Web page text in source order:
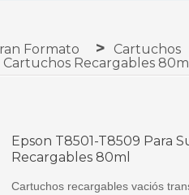
Formato
Cartuchos
Recargables 80ml
Epson T8501-T8509 Para
Recargables 80ml
Cartuchos recargables vaciós